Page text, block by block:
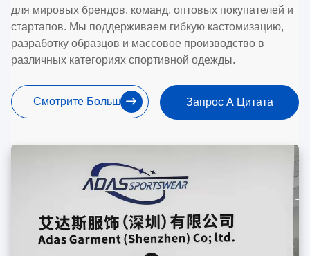
для мировых брендов, команд, оптовых покупателей и
стартапов. Мы поддерживаем гибкую кастомизацию,
разработку образцов и массовое производство в
различных категориях спортивной одежды.
Смотрите Больше Запрос А Цитата